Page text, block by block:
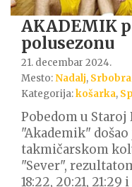
AKADEMIK
polusezonu
21. decembar 2024.
Mesto:Nadalj,
Kategorija:košarka,
Pobedom u
"Akademik" došao
takmičarskom
"Sever",
18:22, 20:21, 21:29